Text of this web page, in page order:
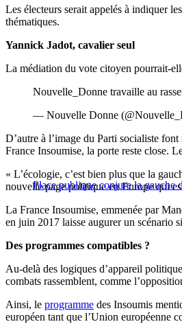
Les électeurs serait appelés à indiquer
thématiques.
Yannick Jadot, cavalier seul
La médiation du vote citoyen pourrait-
Nouvelle_Donne travaille au
— Nouvelle Donne
D’autre à l’image du Parti socialiste
France Insoumise, la porte reste close.
Place publique conjure la gauche
« L’écologie, c’est bien plus que la
nouvelle page politique en Europe qui
La France Insoumise, emmenée par
en juin 2017 laisse augurer un scénario
Des programmes compatibles ?
Au-delà des logiques d’appareil
combats rassemblent, comme
Ainsi, le programme des Insoumis
européen tant que l’Union européenne